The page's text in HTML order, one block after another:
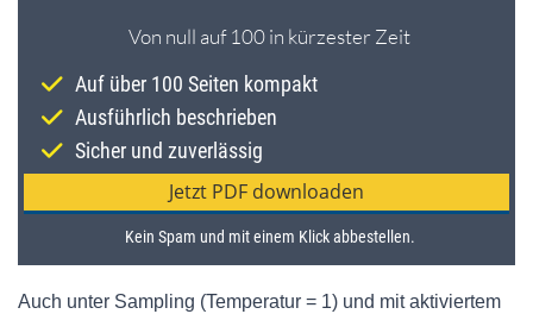
Auch unter Sampling (Temperatur = 1) und mit aktiviertem